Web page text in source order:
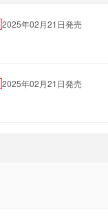
2025年02月21日発売
2025年02月21日発売